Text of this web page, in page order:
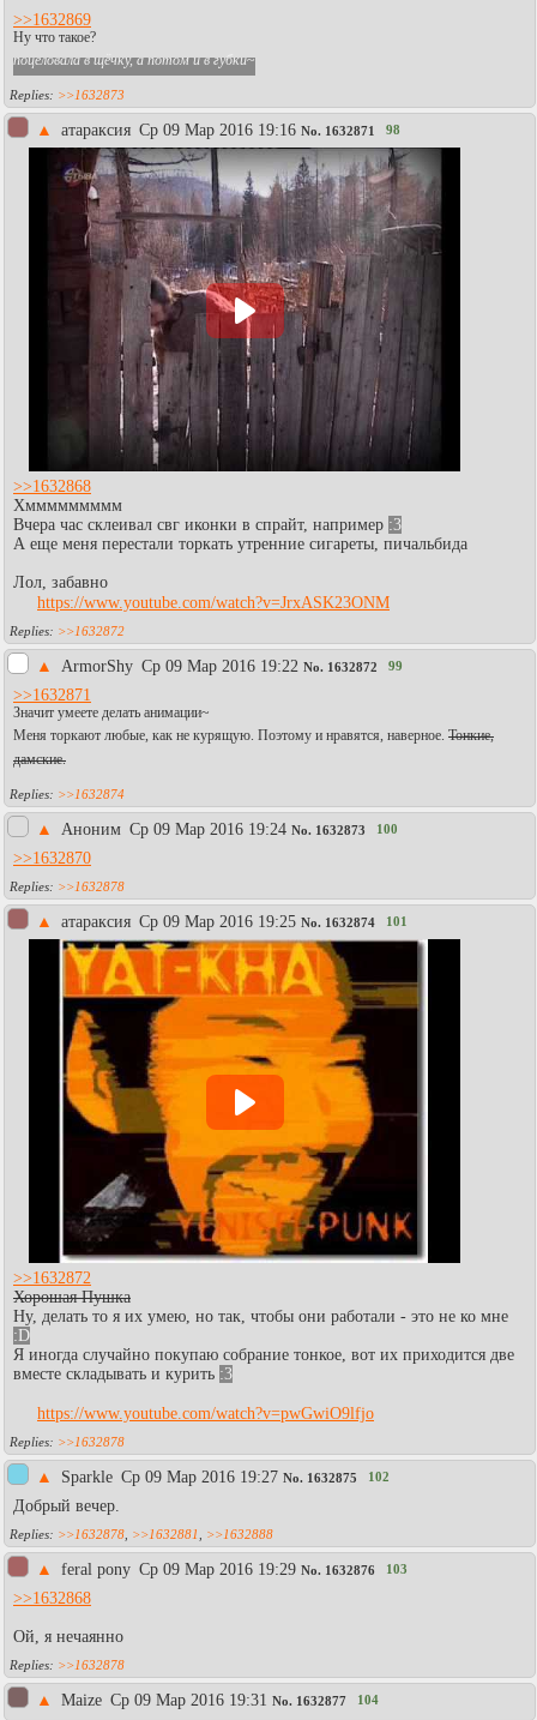
>>1632869
Ну что такое?
поцеловала в щёчку, а потом и в губки~
>>1632873
▲ атараксия Ср 09 Мар 2016 19:16 No. 1632871 98
>>1632868
Хммммммммм
Вчера час склеивал свг иконки в спрайт, например :3
А еще меня перестали торкать утренние сигареты, пичальбида
Лол, забавно
https://www.youtube.com/watch?v=JrxASK23ONM
>>1632872
▲ АrmоrShy Ср 09 Мар 2016 19:22 No. 1632872 99
>>1632871
Значит умеете делать анимации~
Меня торкают любые, как не курящую. Поэтому и нравятся, наверное. Тонкие,
дамские.
>>1632874
▲ Аноним Ср 09 Мар 2016 19:24 No. 1632873 100
>>1632870
>>1632878
▲ атараксия Ср 09 Мар 2016 19:25 No. 1632874 101
>>1632872
Хорошая Пушка
Ну, делать то я их умею, но так, чтобы они работали - это не ко мне
:D
Я иногда случайно покупаю собрание тонкое, вот их приходится две
вместе складывать и курить :3
https://www.youtube.com/watch?v=pwGwiO9lfjo
>>1632878
▲ Sparkle Ср 09 Мар 2016 19:27 No. 1632875 102
Добрый вечер.
>>1632878 >>1632881 >>1632888
▲ feral pony Ср 09 Мар 2016 19:29 No. 1632876 103
>>1632868
Ой, я нечаянно
>>1632878
▲ Maize Ср 09 Мар 2016 19:31 No. 1632877 104